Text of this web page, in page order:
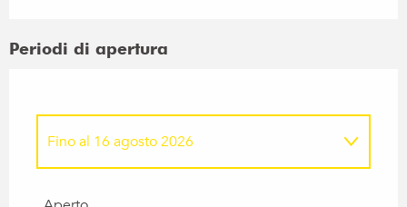
Periodi di apertura
Fino al 16 agosto 2026